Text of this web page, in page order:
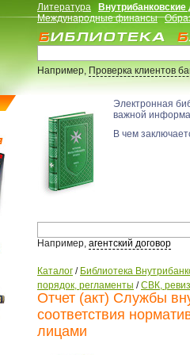
Литература
Международные финансы
Например,Проверка клиентов
Электронная
важной
В чем
Например, агентский договор
Каталог / Библиотека
порядок, регламенты /СВК,
Отчет (акт) Службы
соответствия
лицами